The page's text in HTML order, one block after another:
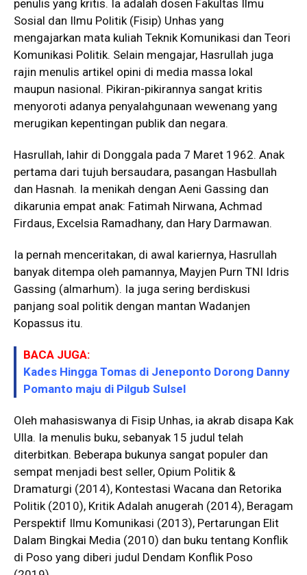
penulis yang kritis. Ia adalah dosen Fakultas Ilmu
Sosial dan Ilmu Politik (Fisip) Unhas yang
mengajarkan mata kuliah Teknik Komunikasi dan Teori
Komunikasi Politik. Selain mengajar, Hasrullah juga
rajin menulis artikel opini di media massa lokal
maupun nasional. Pikiran-pikirannya sangat kritis
menyoroti adanya penyalahgunaan wewenang yang
merugikan kepentingan publik dan negara.
Hasrullah, lahir di Donggala pada 7 Maret 1962. Anak
pertama dari tujuh bersaudara, pasangan Hasbullah
dan Hasnah. Ia menikah dengan Aeni Gassing dan
dikarunia empat anak: Fatimah Nirwana, Achmad
Firdaus, Excelsia Ramadhany, dan Hary Darmawan.
Ia pernah menceritakan, di awal kariernya, Hasrullah
banyak ditempa oleh pamannya, Mayjen Purn TNI Idris
Gassing (almarhum). Ia juga sering berdiskusi
panjang soal politik dengan mantan Wadanjen
Kopassus itu.
BACA JUGA:
Kades Hingga Tomas di Jeneponto Dorong Danny
Pomanto maju di Pilgub Sulsel
Oleh mahasiswanya di Fisip Unhas, ia akrab disapa Kak
Ulla. Ia menulis buku, sebanyak 15 judul telah
diterbitkan. Beberapa bukunya sangat populer dan
sempat menjadi best seller, Opium Politik &
Dramaturgi (2014), Kontestasi Wacana dan Retorika
Politik (2010), Kritik Adalah anugerah (2014), Beragam
Perspektif Ilmu Komunikasi (2013), Pertarungan Elit
Dalam Bingkai Media (2010) dan buku tentang Konflik
di Poso yang diberi judul Dendam Konflik Poso